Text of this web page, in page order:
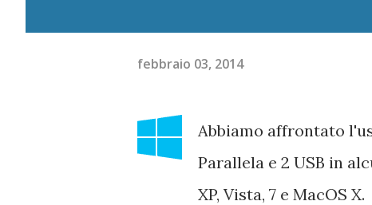
febbraio 03, 2014
Abbiamo affrontato
Parallela e 2 USB in
XP, Vista, 7 e MacOS X.